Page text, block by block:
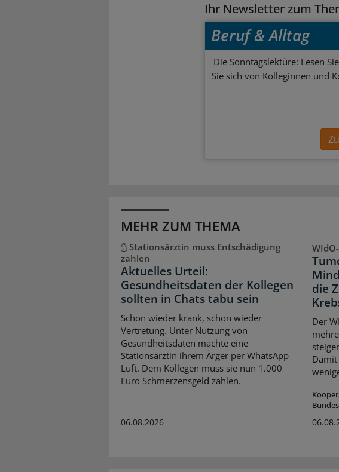
Ihr Newsletter zum
Beruf & Alltag
Die Sonntagslektüre: Lesen
Sie sich von Kolleginnen und
MEHR ZUM THEMA
Stationsärztin muss Entschädigung
zahlen
Aktuelles Urteil:
Gesundheitsdaten der Kollegen
sollten in Chats tabu sein
Schon wieder krank, schon wieder
Vertretung. Unter Nutzung von
Gesundheitsdaten machte eine
Stationsärztin ihrem Ärger per WhatsApp
Luft. Dem Kollegen muss sie nun 1.000
Euro Schmerzensgeld zahlen.
06.08.2026
die
Der